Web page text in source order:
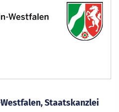
Staatskanzlei